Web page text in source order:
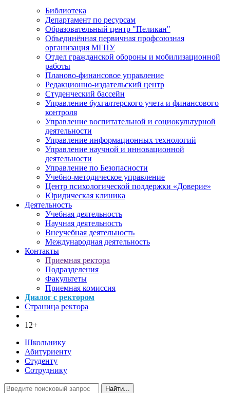
Библиотека
Департамент по ресурсам
Образовательный центр "Пеликан"
Объединённая первичная профсоюзная
организация МГПУ
Отдел гражданской обороны и мобилизационной
работы
Планово-финансовое управление
Редакционно-издательский центр
Студенческий бассейн
Управление бухгалтерского учета и финансового
контроля
Управление воспитательной и социокультурной
деятельности
Управление информационных технологий
Управление научной и инновационной
деятельности
Управление по Безопасности
Учебно-методическое управление
Центр психологической поддержки «Доверие»
Юридическая клиника
Деятельность
Учебная деятельность
Научная деятельность
Внеучебная деятельность
Международная деятельность
Контакты
Приемная ректора
Подразделения
Факультеты
Приемная комиссия
Диалог с ректором
Страница ректора
12+
Школьнику
Абитуриенту
Студенту
Сотруднику
Найти...